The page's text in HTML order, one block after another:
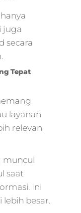
juga
secara
Tepat
layanan
relevan
muncul
saat
Ini
besar.